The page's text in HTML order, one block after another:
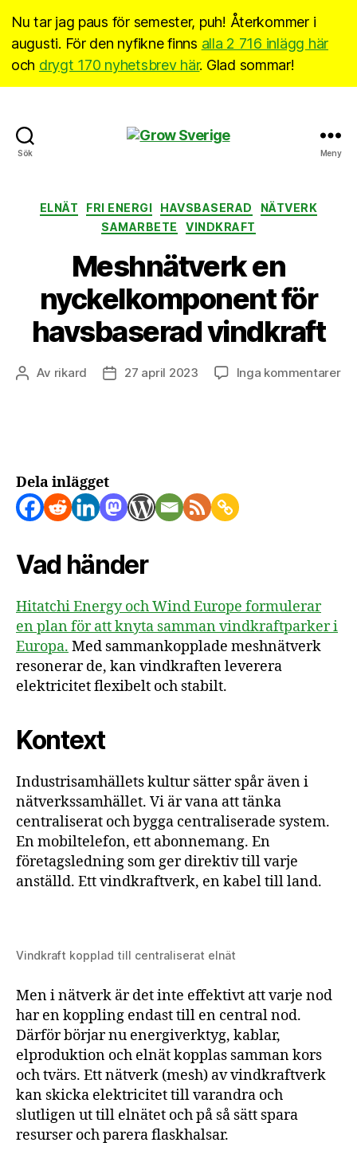
Nu tar jag paus för semester, puh! Återkommer i
augusti. För den nyfikne finns alla 2 716 inlägg här
och drygt 170 nyhetsbrev här. Glad sommar!
Sök Meny
Kategorier
ELNÄT FRI ENERGI HAVSBASERAD
NÄTVERK
SAMARBETE
VINDKRAFT
Meshnätverk en
nyckelkomponent för
havsbaserad vindkraft
Inläggsförfattare
Av rikard Inläggsdatum
27 april 2023 Inga kommentarertill
Dela inlägget
Vad händer
Hitatchi Energy och Wind Europe formulerar
en plan för att knyta samman vindkraftparker i
Europa. Med sammankopplade meshnätverk
resonerar de, kan vindkraften leverera
elektricitet flexibelt och stabilt.
Kontext
Industrisamhällets kultur sätter spår även i
nätverkssamhället. Vi är vana att tänka
centraliserat och bygga centraliserade system.
En mobiltelefon, ett abonnemang. En
företagsledning som ger direktiv till varje
anställd. Ett vindkraftverk, en kabel till land.
Vindkraft kopplad till centraliserat elnät
Men i nätverk är det inte effektivt att varje nod
har en koppling endast till en central nod.
Därför börjar nu energiverktyg, kablar,
elproduktion och elnät kopplas samman kors
och tvärs. Ett nätverk (mesh) av vindkraftverk
kan skicka elektricitet till varandra och
slutligen ut till elnätet och på så sätt spara
resurser och parera flaskhalsar.